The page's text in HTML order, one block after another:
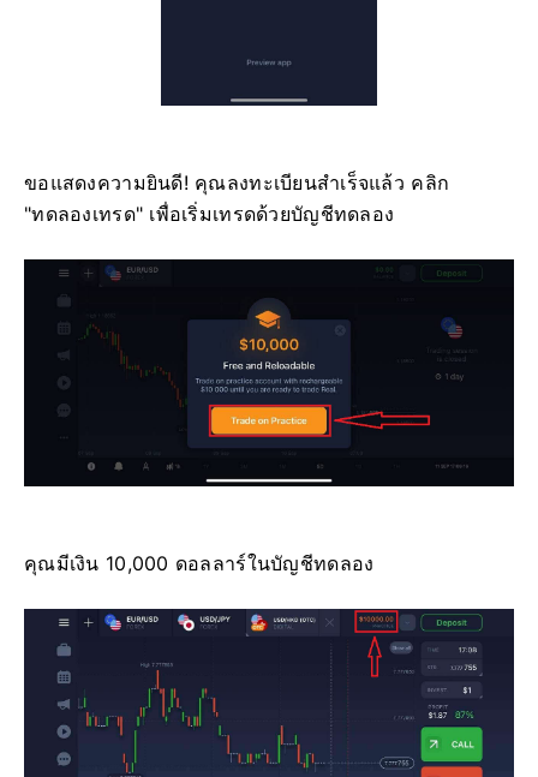
ขอแสดงความยินดี! คุณลงทะเบียนสำเร็จแล้ว คลิก
"ทดลองเทรด" เพื่อเริ่มเทรดด้วยบัญชีทดลอง
คุณมีเงิน 10,000 ดอลลาร์ในบัญชีทดลอง